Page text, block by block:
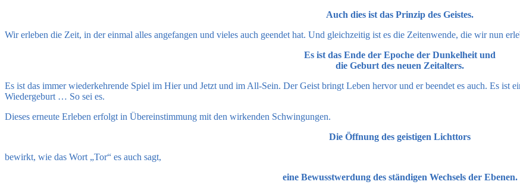
Auch dies ist das Prinzip des Geistes.
Wir erleben die Zeit, in der einmal alles angefangen und vieles auch geendet hat. Und gleichzeitig ist es die Zeitenwende, die wir nun
Es ist das Ende der Epoche der Dunkelheit und
die Geburt des neuen Zeitalters.
Es ist das immer wiederkehrende Spiel im Hier und Jetzt und im All-Sein. Der Geist bringt Leben hervor und er beendet es auch. Es
Wiedergeburt … So sei es.
Dieses erneute Erleben erfolgt in Übereinstimmung mit den wirkenden Schwingungen.
Die Öffnung des geistigen Lichttors
bewirkt, wie das Wort „Tor“ es auch sagt,
eine Bewusstwerdung des ständigen Wechsels der Ebenen.